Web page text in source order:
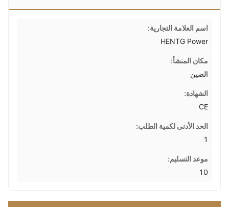
اسم العلامة التجارية:
HENTG Power
مكان المنشأ:
الصين
الشهادة:
CE
الحد الأدنى لكمية الطلب:
1
موعد التسليم:
10